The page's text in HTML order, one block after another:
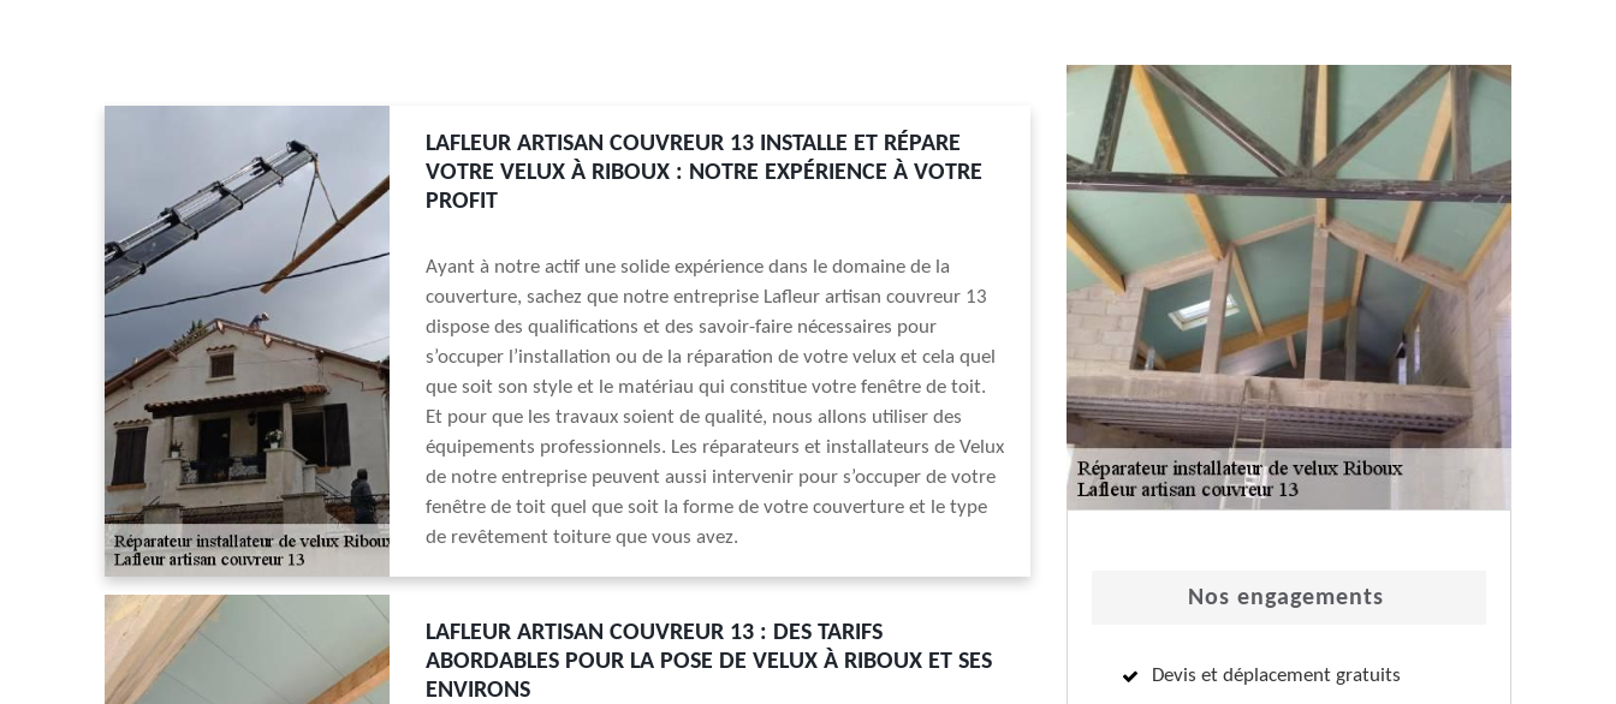
LAFLEUR ARTISAN COUVREUR 13 INSTALLE ET RÉPARE
VOTRE VELUX À RIBOUX : NOTRE EXPÉRIENCE À VOTRE
PROFIT
Ayant à notre actif une solide expérience dans le domaine de la
couverture, sachez que notre entreprise Lafleur artisan couvreur 13
dispose des qualifications et des savoir-faire nécessaires pour
s’occuper l’installation ou de la réparation de votre velux et cela quel
que soit son style et le matériau qui constitue votre fenêtre de toit.
Et pour que les travaux soient de qualité, nous allons utiliser des
équipements professionnels. Les réparateurs et installateurs de Velux
de notre entreprise peuvent aussi intervenir pour s’occuper de votre
fenêtre de toit quel que soit la forme de votre couverture et le type
de revêtement toiture que vous avez.
LAFLEUR ARTISAN COUVREUR 13 : DES TARIFS
ABORDABLES POUR LA POSE DE VELUX À RIBOUX ET SES
ENVIRONS
Nos engagements
Devis et déplacement gratuits